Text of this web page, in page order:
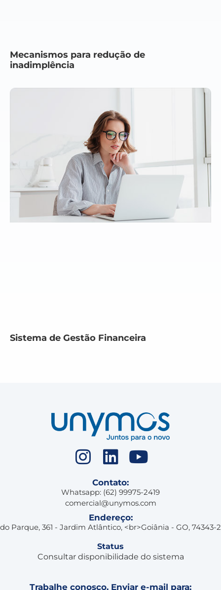
Mecanismos para redução de
inadimplência
Sistema de Gestão Financeira
Contato:
Whatsapp: (62) 99975-2419
comercial@unymos.com
Endereço:
Parque, 361 - Jardim Atlântico, <br>Goiânia - GO, 74343-
Consultar disponibilidade do sistema
Trabalhe conosco. Enviar e-mail para:
Status